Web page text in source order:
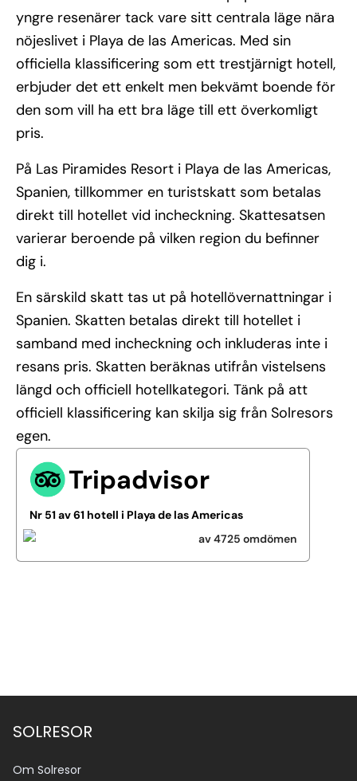
yngre resenärer tack vare sitt centrala läge nära
nöjeslivet i Playa de las Americas. Med sin
officiella klassificering som ett trestjärnigt hotell,
erbjuder det ett enkelt men bekvämt boende för
den som vill ha ett bra läge till ett överkomligt
pris.
På Las Piramides Resort i Playa de las Americas,
Spanien, tillkommer en turistskatt som betalas
direkt till hotellet vid incheckning. Skattesatsen
varierar beroende på vilken region du befinner
dig i.
En särskild skatt tas ut på hotellövernattningar i
Spanien. Skatten betalas direkt till hotellet i
samband med incheckning och inkluderas inte i
resans pris. Skatten beräknas utifrån vistelsens
längd och officiell hotellkategori. Tänk på att
officiell klassificering kan skilja sig från Solresors
egen.
Tripadvisor
Nr 51 av 61 hotell i Playa de las Americas
av 4725 omdömen
SOLRESOR
Om Solresor